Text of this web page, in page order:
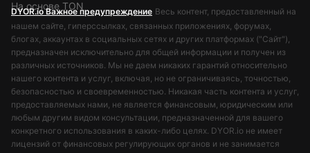
На основе TON
DYOR.io Важное предупреждение Весь контент, предоставленный на
нашем сайте, гиперссылках, связанных приложениях, форумах,
блогах, аккаунтах в социальных сетях и других платформах ("Сайт"),
предназначен исключительно для общей информации и получен из
различных источников. Мы не даем никаких гарантий относительно
нашего контента и услуг, включая, но не ограничиваясь, точностью,
безопасностью и своевременностью. Никакая часть контента и услуг,
предоставляемых нами, не является финансовым, юридическим или
любым другим видом консультации, предназначенной для вашего
конкретного использования в каких-либо целях. DYOR.io не имеет
лицензий от финансовых регулирующих органов и не занимается